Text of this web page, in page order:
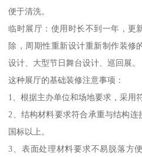
便于清洗。
临时展厅：使用时长不到一年，更
除，周期性重新设计重新制作装修
设计、大型节日舞台设计、巡回展。
这种展厅的基础装修注意事项：
1、根据主办单位和场地要求，采用
2、结构材料要求符合承重与结构连
国标以上。
3、表面处理材料要求不易脱落方